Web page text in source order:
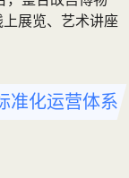
展览、艺术讲座
准化运营体系